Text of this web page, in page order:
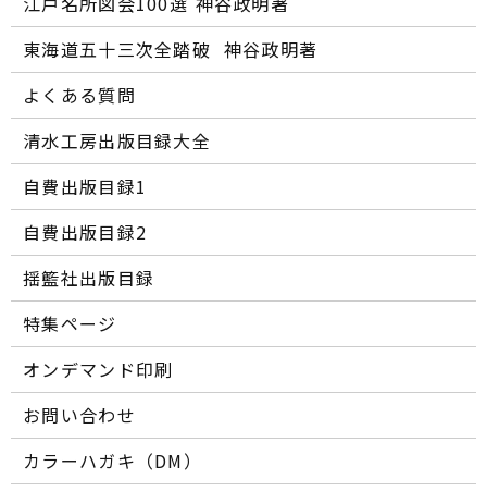
東海道五十三次全踏破 ―― 神谷政明著
よくある質問
清水工房出版目録大全
自費出版目録1
自費出版目録2
揺籃社出版目録
特集ページ
オンデマンド印刷
お問い合わせ
カラーハガキ（DM）